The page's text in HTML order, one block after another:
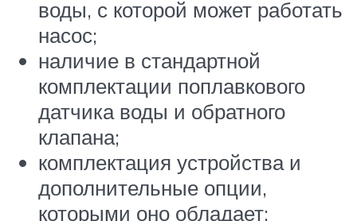
воды, с которой может работать
насос;
наличие в стандартной
комплектации поплавкового
датчика воды и обратного
клапана;
комплектация устройства и
дополнительные опции,
которыми оно обладает;